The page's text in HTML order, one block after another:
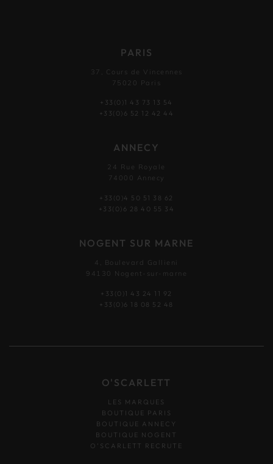
PARIS
37, Cours de Vincennes
75020 Paris
+33(0)1 43 73 13 54
+33(0)6 52 12 42 44
ANNECY
24 Rue Royale
74000 Annecy
+33(0)4 50 51 38 62
+33(0)6 28 40 55 34
NOGENT SUR MARNE
4, Boulevard Gallieni
94130 Nogent-sur-marne
+33(0)1 43 24 11 92
+33(0)6 18 08 52 48
O'SCARLETT
LES MARQUES
BOUTIQUE PARIS
BOUTIQUE ANNECY
BOUTIQUE NOGENT
O’SCARLETT RECRUTE